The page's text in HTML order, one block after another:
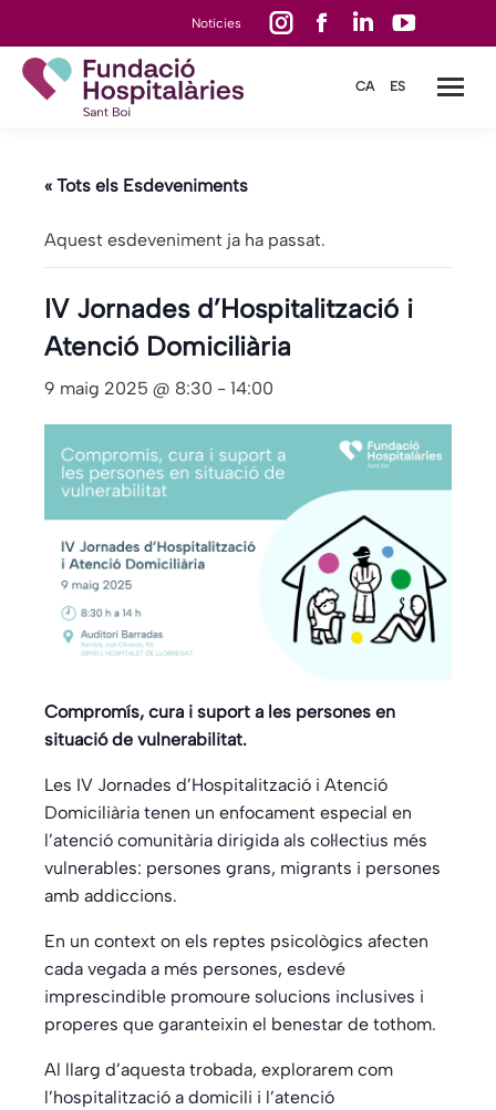
Notícies
InstagramFacebook
opens
Linkedin
opens
YouTube
opens
CA ES
« Tots els Esdeveniments
Aquest esdeveniment ja ha passat.
IV Jornades d’Hospitalització i
Atenció Domiciliària
9 maig 2025 @ 8:30 - 14:00
Compromís, cura i suport a les persones en
situació de vulnerabilitat.
Les IV Jornades d’Hospitalització i Atenció
Domiciliària tenen un enfocament especial en
l’atenció comunitària dirigida als col·lectius més
vulnerables: persones grans, migrants i persones
amb addiccions.
En un context on els reptes psicològics afecten
cada vegada a més persones, esdevé
imprescindible promoure solucions inclusives i
properes que garanteixin el benestar de tothom.
Al llarg d’aquesta trobada, explorarem com
l’hospitalització a domicili i l’atenció